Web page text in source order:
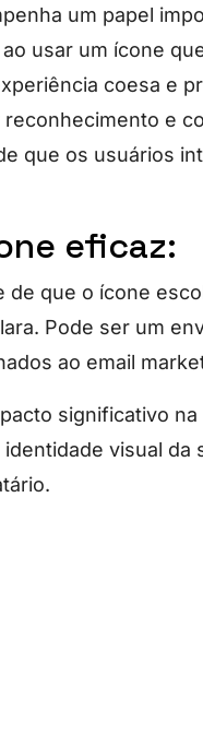
um papel
usar um ícone
coesa e
e
que os usuários
eficaz:
que o ícone
Pode ser um
ao email
significativo
visual da